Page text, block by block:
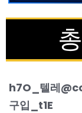
h7O_텔레
구입_t1E